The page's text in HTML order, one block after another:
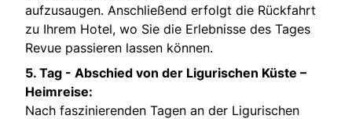
aufzusaugen. Anschließend erfolgt die Rückfahrt
zu Ihrem Hotel, wo Sie die Erlebnisse des Tages
Revue passieren lassen können.
5. Tag - Abschied von der Ligurischen Küste –
Heimreise:
Nach faszinierenden Tagen an der Ligurischen